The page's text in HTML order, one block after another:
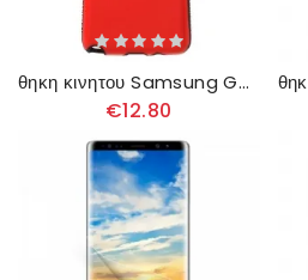
θηκη κινητου Samsung Galaxy Note 8 Iface Mall Flashy
€12.80